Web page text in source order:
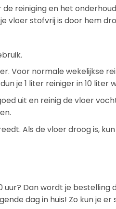
reiniging en het
vloer stofvrij is door hem
Voor normale wekelijkse
je 1 liter reiniger in 10 liter
uit en reinig de vloer
Als de vloer droog is,
uur? Dan wordt je bestelling
dag in huis! Zo kun je er